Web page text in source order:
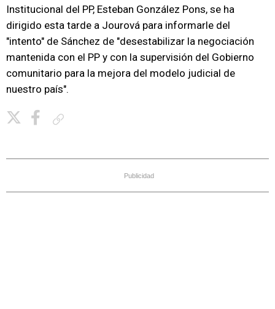
Institucional del PP, Esteban González Pons, se ha
dirigido esta tarde a Jourová para informarle del
"intento" de Sánchez de "desestabilizar la negociación
mantenida con el PP y con la supervisión del Gobierno
comunitario para la mejora del modelo judicial de
nuestro país".
Publicidad